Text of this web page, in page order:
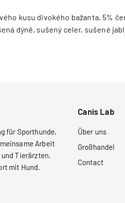
kusu divokého bažanta, 5%
dýně, sušený celer, sušené
für Sporthunde,
Arbeit
Tierärzten.
mit Hund.
Canis Lab
Über uns
Großhandel
Contact